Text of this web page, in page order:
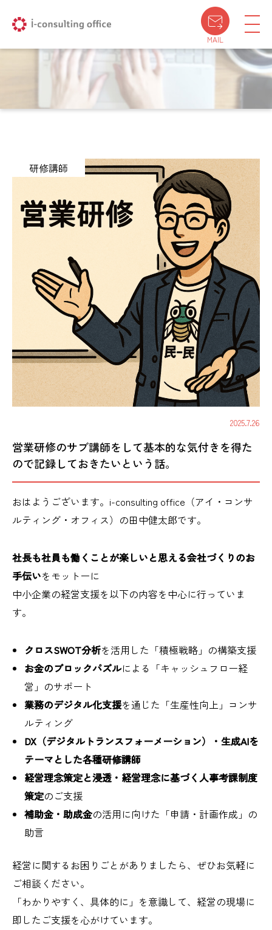
MAIL
研修講師
2025.7.26
営業研修のサブ講師をして基本的な気付きを得た
ので記録しておきたいという話。
おはようございます。i-consulting office（アイ・コンサ
ルティング・オフィス）の田中健太郎です。
社長も社員も働くことが楽しいと思える会社づくりのお
手伝いをモットーに
中小企業の経営支援を以下の内容を中心に行っていま
す。
クロスSWOT分析を活用した「積極戦略」の構築支援
お金のブロックパズルによる「キャッシュフロー経
営」のサポート
業務のデジタル化支援を通じた「生産性向上」コンサ
ルティング
DX（デジタルトランスフォーメーション）・生成AIを
テーマとした各種研修講師
経営理念策定と浸透・経営理念に基づく人事考課制度
策定のご支援
補助金・助成金の活用に向けた「申請・計画作成」の
助言
経営に関するお困りごとがありましたら、ぜひお気軽に
ご相談ください。
「わかりやすく、具体的に」を意識して、経営の現場に
即したご支援を心がけています。